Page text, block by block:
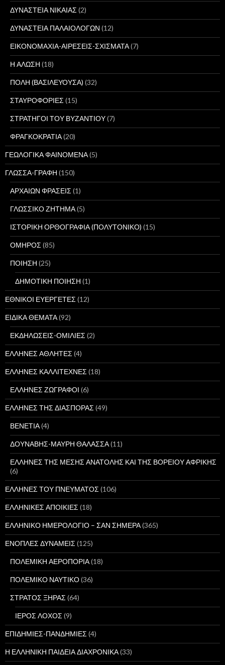
ΔΥΝΑΣΤΕΙΑ ΝΙΚΑΙΑΣ (2)
ΔΥΝΑΣΤΕΙΑ ΠΑΛΑΙΟΛΟΓΩΝ (12)
ΕΙΚΟΝΟΜΑΧΙΑ-ΑΙΡΕΣΕΙΣ-ΣΧΙΣΜΑΤΑ(7)
Η ΑΛΩΣΗ (18)
ΠΟΛΗ (ΒΑΣΙΛΕΥΟΥΣΑ) (32)
ΣΤΑΥΡΟΦΟΡΙΕΣ (15)
ΣΤΡΑΤΗΓΟΙ ΤΟΥ ΒΥΖΑΝΤΙΟΥ(7)
ΦΡΑΓΚΟΚΡΑΤΙΑ(20)
ΓΕΩΛΟΓΙΚΑ ΦΑΙΝΟΜΕΝΑ(5)
ΓΛΩΣΣΑ-ΓΡΑΦΗ (150)
ΑΡΧΑΙΩΝ ΦΡΑΣΕΙΣ (1)
ΓΛΩΣΣΙΚΟ ΖΗΤΗΜΑ(5)
ΙΣΤΟΡΙΚΗ ΟΡΘΟΓΡΑΦΙΑ (ΠΟΛΥΤΟΝΙΚΟ) (15)
ΟΜΗΡΟΣ (85)
ΠΟΙΗΣΗ (25)
ΔΗΜΟΤΙΚΗ ΠΟΙΗΣΗ (1)
ΕΘΝΙΚΟΙ ΕΥΕΡΓΕΤΕΣ (12)
ΕΙΔΙΚΑ ΘΕΜΑΤΑ(92)
ΕΚΔΗΛΩΣΕΙΣ-ΟΜΙΛΙΕΣ (2)
ΕΛΛΗΝΕΣ ΑΘΛΗΤΕΣ (4)
ΕΛΛΗΝΕΣ ΚΑΛΛΙΤΕΧΝΕΣ (18)
ΕΛΛΗΝΕΣ ΖΩΓΡΑΦΟΙ (6)
ΕΛΛΗΝΕΣ ΤΗΣ ΔΙΑΣΠΟΡΑΣ (49)
ΒΕΝΕΤΙΑ(4)
ΔΟΥΝΑΒΗΣ-ΜΑΥΡΗ ΘΑΛΑΣΣΑ(11)
ΕΛΛΗΝΕΣ ΤΗΣ ΜΕΣΗΣ ΑΝΑΤΟΛΗΣ ΚΑΙ ΤΗΣ ΒΟΡΕΙΟΥ ΑΦΡΙΚΗΣ
(6)
ΕΛΛΗΝΕΣ ΤΟΥ ΠΝΕΥΜΑΤΟΣ (106)
ΕΛΛΗΝΙΚΕΣ ΑΠΟΙΚΙΕΣ (18)
ΕΛΛΗΝΙΚΟ ΗΜΕΡΟΛΟΓΙΟ – ΣΑΝ ΣΗΜΕΡΑ(365)
ΕΝΟΠΛΕΣ ΔΥΝΑΜΕΙΣ (125)
ΠΟΛΕΜΙΚΗ ΑΕΡΟΠΟΡΙΑ(18)
ΠΟΛΕΜΙΚΟ ΝΑΥΤΙΚΟ(36)
ΣΤΡΑΤΟΣ ΞΗΡΑΣ (64)
ΙΕΡΟΣ ΛΟΧΟΣ (9)
ΕΠΙΔΗΜΙΕΣ-ΠΑΝΔΗΜΙΕΣ (4)
Η ΕΛΛΗΝΙΚΗ ΠΑΙΔΕΙΑ ΔΙΑΧΡΟΝΙΚΑ(33)